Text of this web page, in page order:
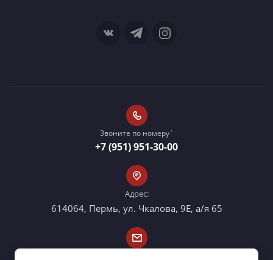
Звоните по номеру`
+7 (951) 951-30-00
Адрес:
614064, Пермь, ул. Чкалова, 9E, а/я 65